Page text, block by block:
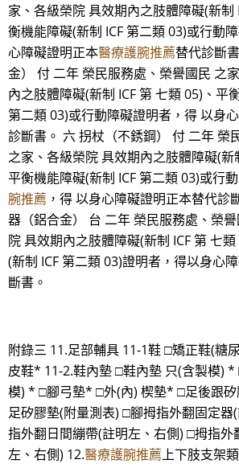
家、各級榮院 具效期內之肢體障礙(新制
衡機能障礙(新制 ICF 第二類 03)或行動
心障礙證明正本醫療護腕推薦替代診斷
金） 付 二年 榮民服務處、榮譽國民 之
內之肢體障礙(新制 ICF 第 七類 05)、平
第二類 03)或行動障礙證明者，得 以身
診斷書。 六 拐杖（不銹鋼） 付 二年 榮
之家、各級榮院 具效期內之肢體障礙(新
平衡機能障礙(新制 ICF 第二類 03)或行
腕推薦 ，得 以身心障礙證明正本替代診
器（鋁合金） 台 二年 榮民服務處、榮
院 具效期內之肢體障礙(新制 ICF 第 七
(新制 ICF 第二類 03)證明者，得以身心
斷書。
附錄三 11.足部輔具 11-1鞋 □矯正鞋(糖
皮鞋* 11-2.鞋內墊 □鞋內墊 只(含製模)
模) * □腳弓墊* □外(內) 楔墊* □足後跟
足矽膠墊(附量測表) □腳拇指外翻固定
指外翻日間繃帶(註明左、右側) □拇指外
左、右側) 12.醫療護腕推薦上下肢支架